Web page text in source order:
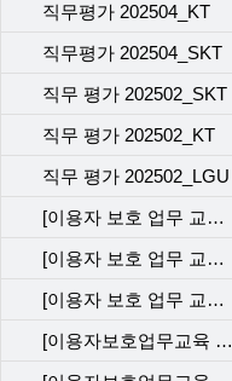
직무평가 202504_KT
직무평가 202504_SKT
직무 평가 202502_SKT
직무 평가 202502_KT
직무 평가 202502_LGU
[이용자 보호 업무 교육] 직무 평가 202412_SKT
[이용자 보호 업무 교육] 직무 평가 202412_KT
[이용자 보호 업무 교육] 직무 평가 202412_LGU
[이용자보호업무교육 사후관리 직무평가 202310_KT]